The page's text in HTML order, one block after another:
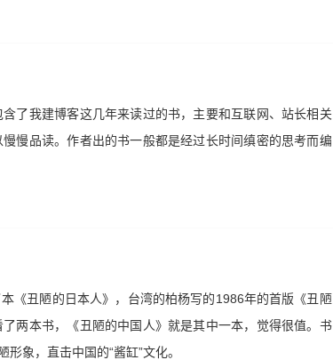
了我建博客这几年来读过的书，主要和互联网、站长相关
慢品读。作者出的书一般都是经过长时间缜密的思考而编
《丑陋的日本人》，台湾的柏杨写的1986年的首版《丑陋
两本书，《丑陋的中国人》就是其中一本，觉得很值。书
象，直击中国的“酱缸”文化。